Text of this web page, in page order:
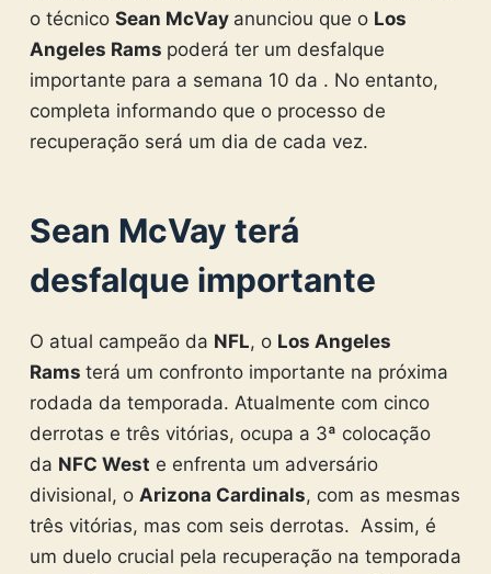
o técnico Sean McVay anunciou que o Los
Angeles Rams poderá ter um desfalque
importante para a semana 10 da . No entanto,
completa informando que o processo de
recuperação será um dia de cada vez.
Sean McVay terá
desfalque importante
O atual campeão da NFL, o Los Angeles
Rams terá um confronto importante na próxima
rodada da temporada. Atualmente com cinco
derrotas e três vitórias, ocupa a 3ª colocação
da NFC West e enfrenta um adversário
divisional, o Arizona Cardinals, com as mesmas
três vitórias, mas com seis derrotas. Assim, é
um duelo crucial pela recuperação na temporada